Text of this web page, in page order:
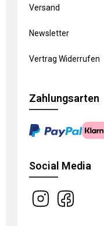
Versand
Newsletter
Vertrag Widerrufen
Zahlungsarten
Social Media